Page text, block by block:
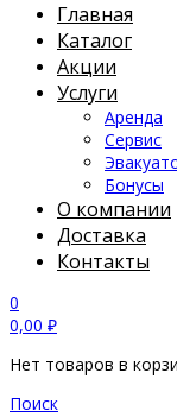
Главная
Каталог
Акции
Услуги
Аренда
Сервис
Бонусы
О компании
Доставка
Контакты
0
0,00 ₽
Нет товаров в
Поиск